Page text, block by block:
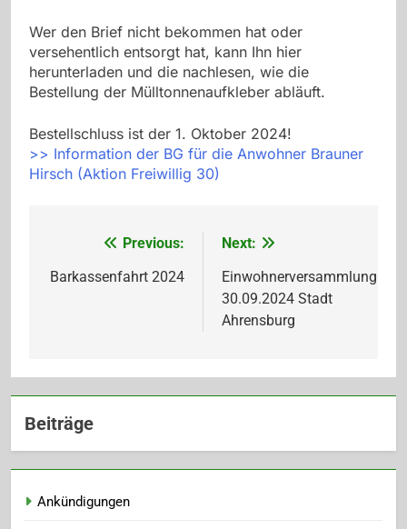
Wer den Brief nicht bekommen hat oder
versehentlich entsorgt hat, kann Ihn hier
herunterladen und die nachlesen, wie die
Bestellung der Mülltonnenaufkleber abläuft.
Bestellschluss ist der 1. Oktober 2024!
>> Information der BG für die Anwohner Brauner
Hirsch (Aktion Freiwillig 30)
Beitragsnavigation
Previous:
Barkassenfahrt 2024
Next:
Einwohnerversammlung
30.09.2024 Stadt
Ahrensburg
Beiträge
Ankündigungen